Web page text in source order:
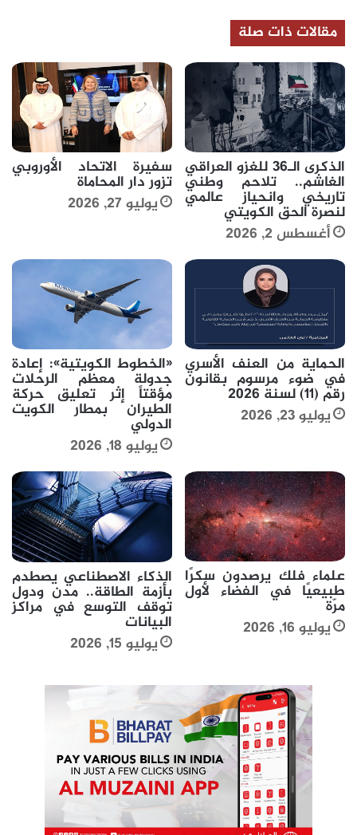
دولة
قطر
مقالات ذات صلة
الذكرى الـ36 للغزو العراقي
الغاشم.. تلاحم وطني
تاريخي وانحياز عالمي
لنصرة الحق الكويتي
أغسطس 2, 2026
سفيرة الاتحاد الأوروبي
تزور دار المحاماة
يوليو 27, 2026
الحماية من العنف الأسري
في ضوء مرسوم بقانون
رقم (11) لسنة 2026
يوليو 23, 2026
«الخطوط الكويتية»: إعادة
جدولة معظم الرحلات
مؤقتاً إثر تعليق حركة
الطيران بمطار الكويت
الدولي
يوليو 18, 2026
علماء فلك يرصدون سكرًا
طبيعيًا في الفضاء لأول
مرّة
يوليو 16, 2026
الذكاء الاصطناعي يصطدم
بأزمة الطاقة.. مدن ودول
توقف التوسع في مراكز
البيانات
يوليو 15, 2026